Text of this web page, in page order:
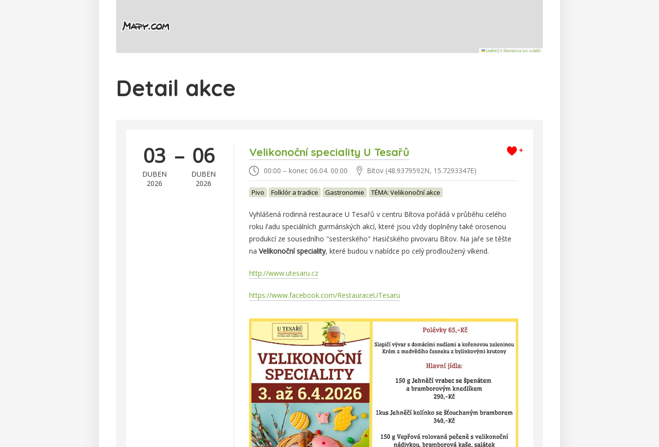
Leaflet|© Seznam.cz a.s. a další
Detail akce
03
DUBEN
2026
– 06
DUBEN
2026
+
Velikonoční speciality U Tesařů
00:00 – konec 06.04. 00:00 Bítov (48.9379592N, 15.7293347E)
Pivo Folklór a tradice Gastronomie TÉMA: Velikonoční akce
Vyhlášená rodinná restaurace U Tesařů v centru Bítova pořádá v průběhu celého
roku řadu speciálních gurmánských akcí, které jsou vždy doplněny také orosenou
produkcí ze sousedního "sesterského" Hasičského pivovaru Bítov. Na jaře se těšte
na Velikonoční speciality, které budou v nabídce po celý prodloužený víkend.
http://www.utesaru.cz
https://www.facebook.com/RestauraceUTesaru